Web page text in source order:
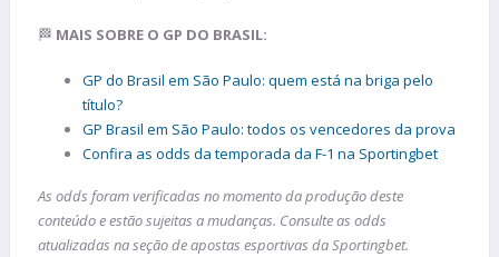
🏁 MAIS SOBRE O GP DO BRASIL:
GP do Brasil em São Paulo: quem está na briga pelo
título?
GP Brasil em São Paulo: todos os vencedores da prova
Confira as odds da temporada da F-1 na Sportingbet
As odds foram verificadas no momento da produção deste
conteúdo e estão sujeitas a mudanças. Consulte as odds
atualizadas na seção de apostas esportivas da Sportingbet.